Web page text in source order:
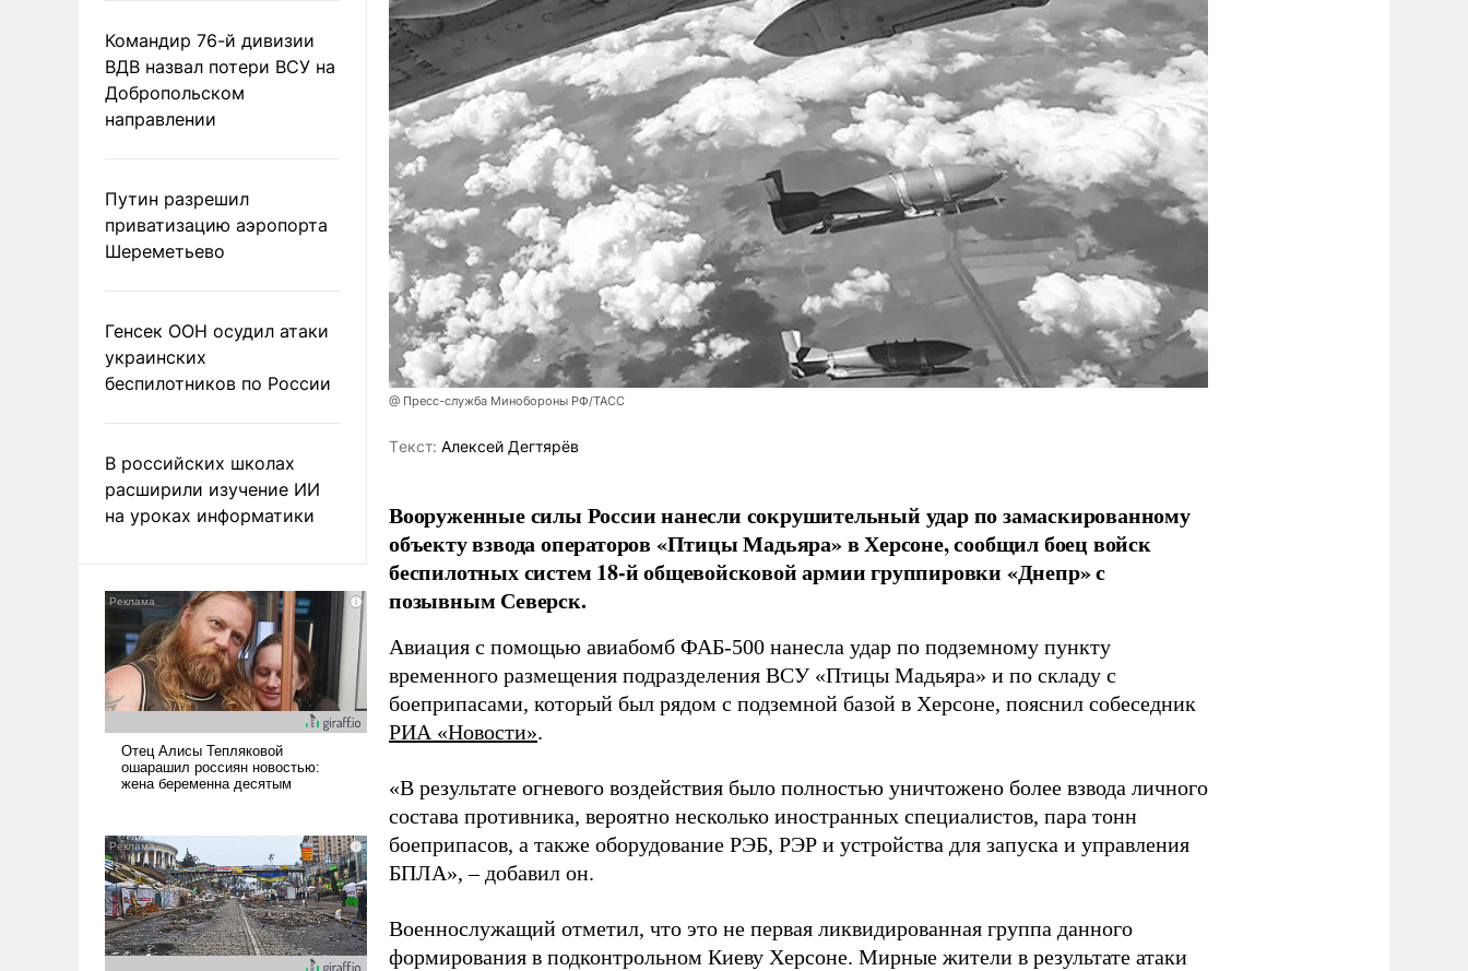
Командир 76-й дивизии
ВДВ назвал потери ВСУ на
Добропольском
направлении
Путин разрешил
приватизацию аэропорта
Шереметьево
Генсек ООН осудил атаки
украинских
беспилотников по России
В российских школах
расширили изучение ИИ
на уроках информатики
@ Пресс-служба Минобороны РФ/ТАСС
Tекст: Алексей Дегтярёв
Вооруженные силы России нанесли сокрушительный удар по замаскированному
объекту взвода операторов «Птицы Мадьяра» в Херсоне, сообщил боец войск
беспилотных систем 18-й общевойсковой армии группировки «Днепр» с
позывным Северск.
Авиация с помощью авиабомб ФАБ-500 нанесла удар по подземному пункту
временного размещения подразделения ВСУ «Птицы Мадьяра» и по складу с
боеприпасами, который был рядом с подземной базой в Херсоне, пояснил собеседник
РИА «Новости».
«В результате огневого воздействия было полностью уничтожено более взвода личного
состава противника, вероятно несколько иностранных специалистов, пара тонн
боеприпасов, а также оборудование РЭБ, РЭР и устройства для запуска и управления
БПЛА», – добавил он.
Военнослужащий отметил, что это не первая ликвидированная группа данного
формирования в подконтрольном Киеву Херсоне. Мирные жители в результате атаки